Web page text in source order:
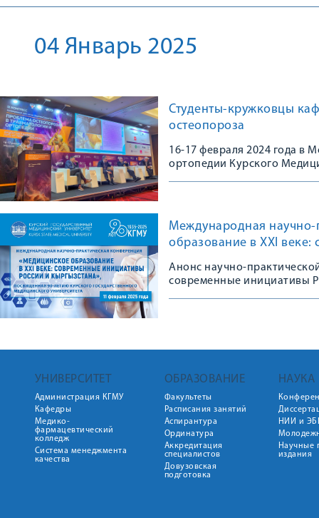
04 Январь 2025
Студенты-кружковцы
остеопороза
16-17 февраля 2024 года в
ортопедии Курского
Международная
образование в XXI
Анонс научно-
современные инициативы
УНИВЕРСИТЕТ
Администрация КГМУ
Кафедры
Медико-
фармацевтический
колледж
Система менеджмента
качества
ОБРАЗОВАНИЕ
Факультеты
Расписания занятий
Аспирантура
Ординатура
Аккредитация
специалистов
Довузовская
подготовка
НАУКА
НИИ и
Научные
издания